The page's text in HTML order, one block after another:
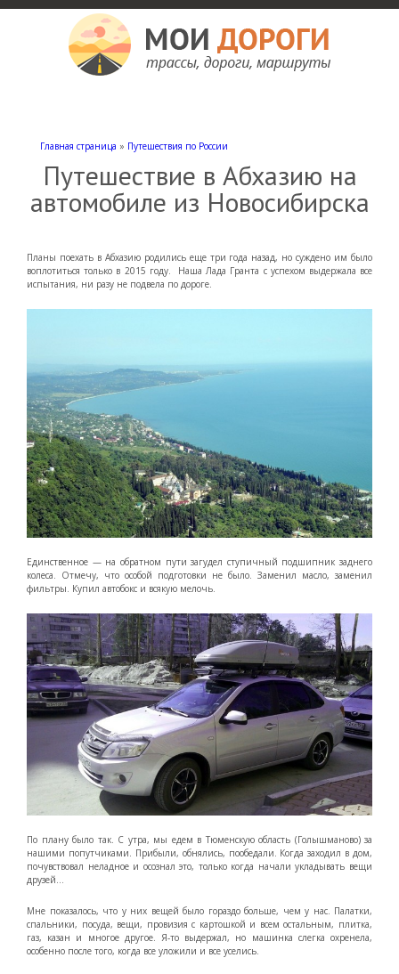
Главная страница » Путешествия по России
Путешествие в Абхазию на
автомобиле из Новосибирска
Планы поехать в Абхазию родились еще три года назад, но суждено им было
воплотиться только в 2015 году. Наша Лада Гранта с успехом выдержала все
испытания, ни разу не подвела по дороге.
Единственное — на обратном пути загудел ступичный подшипник заднего
колеса. Отмечу, что особой подготовки не было. Заменил масло, заменил
фильтры. Купил автобокс и всякую мелочь.
По плану было так. С утра, мы едем в Тюменскую область (Голышманово) за
нашими попутчиками. Прибыли, обнялись, пообедали. Когда заходил в дом,
почувствовал неладное и осознал это, только когда начали укладывать вещи
друзей…
Мне показалось, что у них вещей было гораздо больше, чем у нас. Палатки,
спальники, посуда, вещи, провизия с картошкой и всем остальным, плитка,
газ, казан и многое другое. Я-то выдержал, но машинка слегка охренела,
особенно после того, когда все уложили и все уселись.